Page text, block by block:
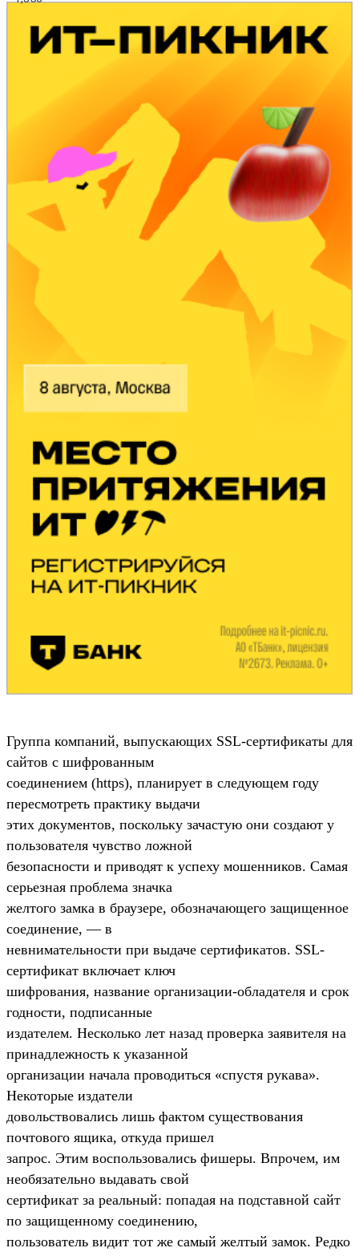
Группа компаний, выпускающих SSL-сертификаты для
сайтов с шифрованным
соединением (https), планирует в следующем году
пересмотреть практику выдачи
этих документов, поскольку зачастую они создают у
пользователя чувство ложной
безопасности и приводят к успеху мошенников. Самая
серьезная проблема значка
желтого замка в браузере, обозначающего защищенное
соединение, — в
невнимательности при выдаче сертификатов. SSL-
сертификат включает ключ
шифрования, название организации-обладателя и срок
годности, подписанные
издателем. Несколько лет назад проверка заявителя на
принадлежность к указанной
организации начала проводиться «спустя рукава».
Некоторые издатели
довольствовались лишь фактом существования
почтового ящика, откуда пришел
запрос. Этим воспользовались фишеры. Впрочем, им
необязательно выдавать свой
сертификат за реальный: попадая на подставной сайт
по защищенному соединению,
пользователь видит тот же самый желтый замок. Редко